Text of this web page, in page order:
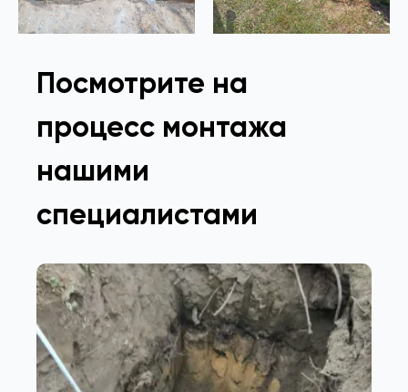
Посмотрите на
процесс монтажа
нашими
специалистами